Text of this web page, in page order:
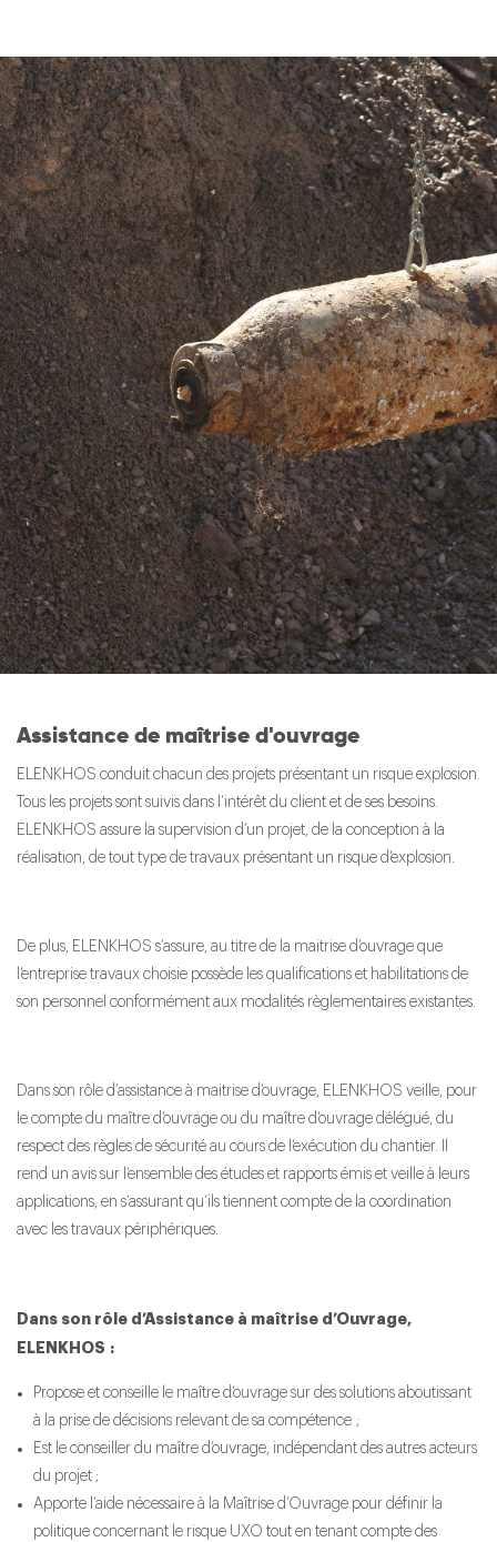
Assistance de maîtrise d'ouvrage
ELENKHOS conduit chacun des projets présentant un risque explosion.
Tous les projets sont suivis dans l’intérêt du client et de ses besoins.
ELENKHOS assure la supervision d’un projet, de la conception à la
réalisation, de tout type de travaux présentant un risque d’explosion.
De plus, ELENKHOS s’assure, au titre de la maitrise d’ouvrage que
l’entreprise travaux choisie possède les qualifications et habilitations de
son personnel conformément aux modalités règlementaires existantes.
Dans son rôle d’assistance à maitrise d’ouvrage, ELENKHOS veille, pour
le compte du maître d’ouvrage ou du maître d’ouvrage délégué, du
respect des règles de sécurité au cours de l’exécution du chantier. Il
rend un avis sur l’ensemble des études et rapports émis et veille à leurs
applications, en s’assurant qu’ils tiennent compte de la coordination
avec les travaux périphériques.
Dans son rôle d’Assistance à maîtrise d’Ouvrage,
ELENKHOS :
Propose et conseille le maître d’ouvrage sur des solutions aboutissant
à la prise de décisions relevant de sa compétence ;
Est le conseiller du maître d’ouvrage, indépendant des autres acteurs
du projet ;
Apporte l’aide nécessaire à la Maîtrise d’Ouvrage pour définir la
politique concernant le risque UXO tout en tenant compte des